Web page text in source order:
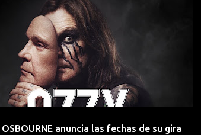
OSBOURNE anuncia las fechas de su gira
HEAVY MADRID
ROCK WIZINK CENTRE